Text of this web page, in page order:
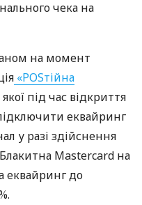
чека на
на момент
«POSтійна
під час відкриття
еквайринг
у разі здійснення
Mastercard на
еквайринг до